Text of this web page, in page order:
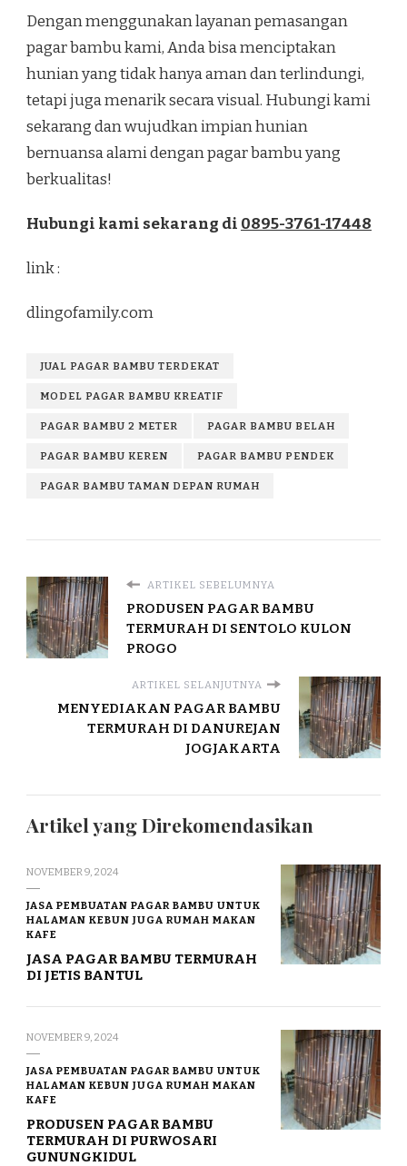
Dengan menggunakan layanan pemasangan
pagar bambu kami, Anda bisa menciptakan
hunian yang tidak hanya aman dan terlindungi,
tetapi juga menarik secara visual. Hubungi kami
sekarang dan wujudkan impian hunian
bernuansa alami dengan pagar bambu yang
berkualitas!
Hubungi kami sekarang di 0895-3761-17448
link :
dlingofamily.com
JUAL PAGAR BAMBU TERDEKAT
MODEL PAGAR BAMBU KREATIF
PAGAR BAMBU 2 METER PAGAR BAMBU BELAH
PAGAR BAMBU KEREN PAGAR BAMBU PENDEK
PAGAR BAMBU TAMAN DEPAN RUMAH
ARTIKEL SEBELUMNYA
PRODUSEN PAGAR BAMBU
TERMURAH DI SENTOLO KULON
PROGO
ARTIKEL SELANJUTNYA
MENYEDIAKAN PAGAR BAMBU
TERMURAH DI DANUREJAN
JOGJAKARTA
Artikel yang Direkomendasikan
NOVEMBER 9, 2024
JASA PEMBUATAN PAGAR BAMBU UNTUK
HALAMAN KEBUN JUGA RUMAH MAKAN
KAFE
JASA PAGAR BAMBU TERMURAH
DI JETIS BANTUL
NOVEMBER 9, 2024
JASA PEMBUATAN PAGAR BAMBU UNTUK
HALAMAN KEBUN JUGA RUMAH MAKAN
KAFE
PRODUSEN PAGAR BAMBU
TERMURAH DI PURWOSARI
GUNUNGKIDUL